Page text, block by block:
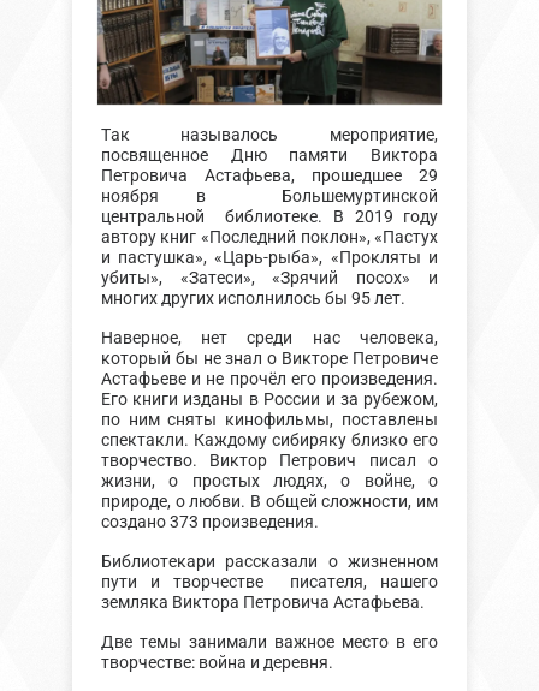
Так называлось мероприятие,
посвященное Дню памяти Виктора
Петровича Астафьева, прошедшее 29
ноября в Большемуртинской
центральной библиотеке. В 2019 году
автору книг «Последний поклон», «Пастух
и пастушка», «Царь-рыба», «Прокляты и
убиты», «Затеси», «Зрячий посох» и
многих других исполнилось бы 95 лет.
Наверное, нет среди нас человека,
который бы не знал о Викторе Петровиче
Астафьеве и не прочёл его произведения.
Его книги изданы в России и за рубежом,
по ним сняты кинофильмы, поставлены
спектакли. Каждому сибиряку близко его
творчество. Виктор Петрович писал о
жизни, о простых людях, о войне, о
природе, о любви. В общей сложности, им
создано 373 произведения.
Библиотекари рассказали о жизненном
пути и творчестве писателя, нашего
земляка Виктора Петровича Астафьева.
Две темы занимали важное место в его
творчестве: война и деревня.